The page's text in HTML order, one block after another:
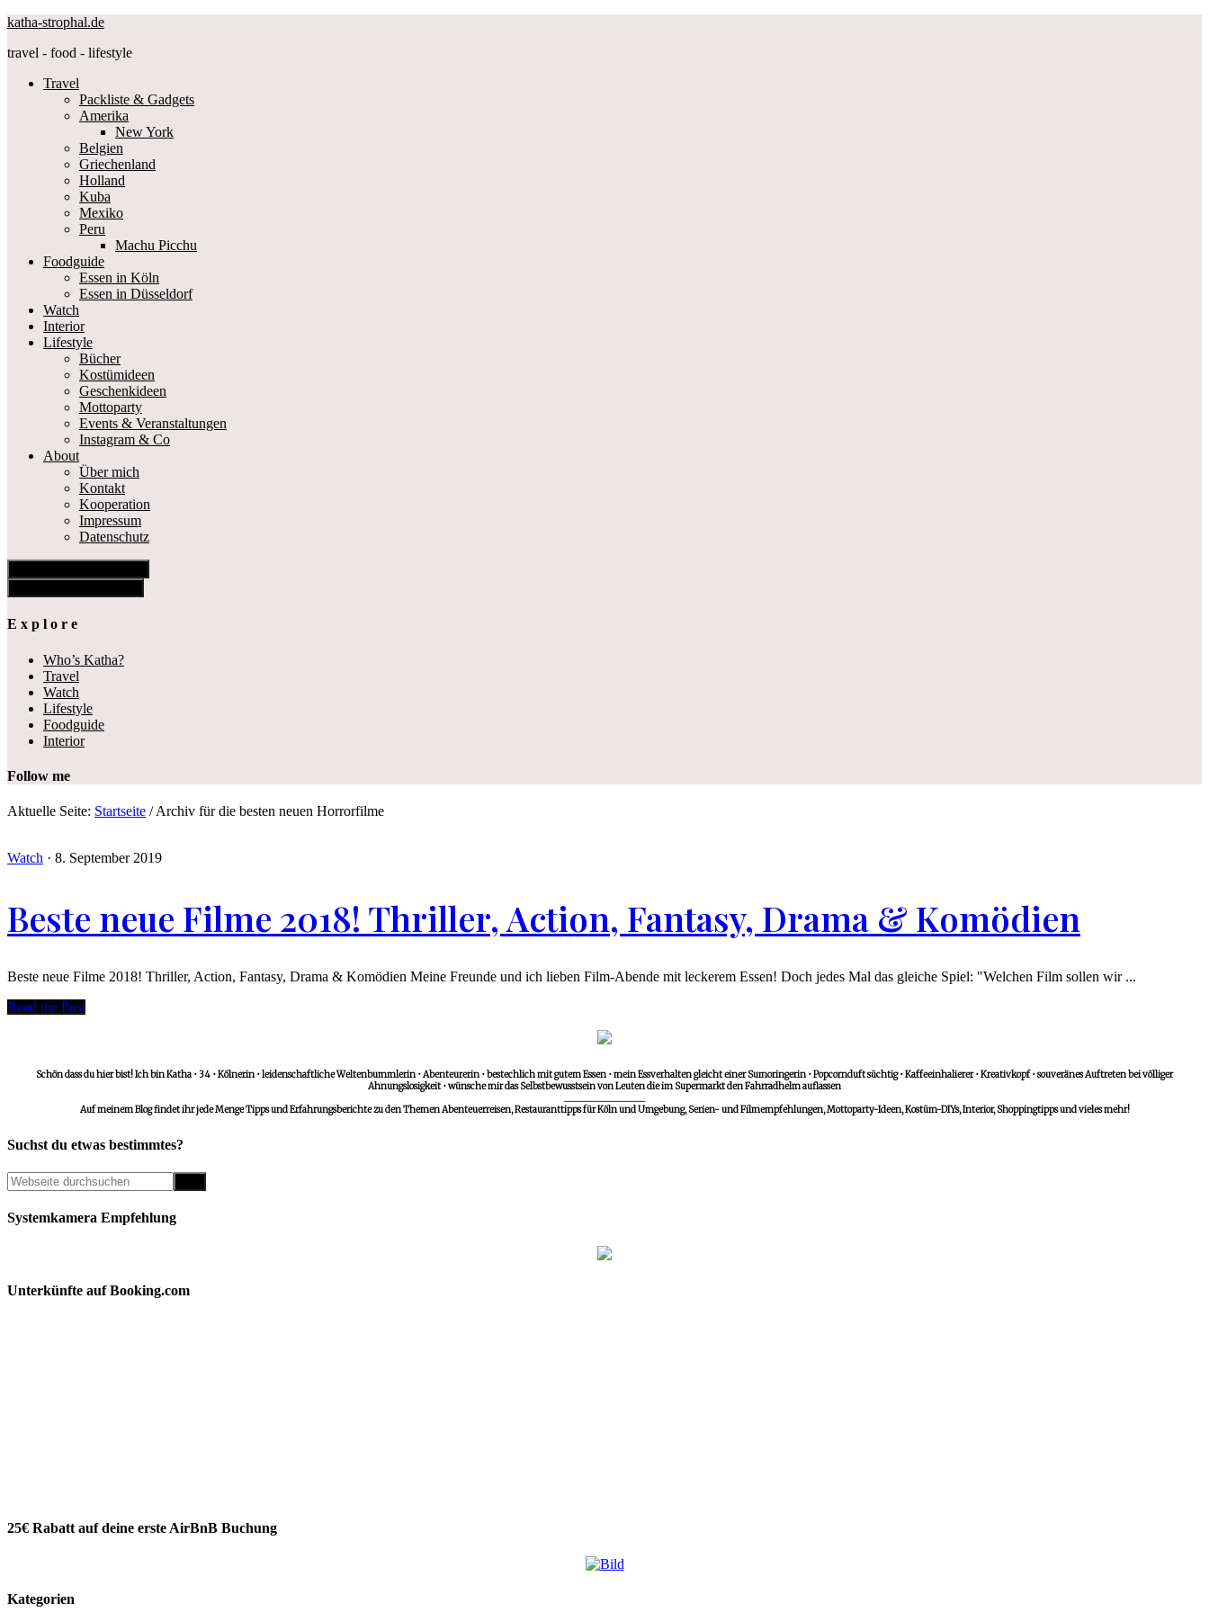
katha-strophal.de
travel - food - lifestyle
Travel
Packliste & Gadgets
Amerika
New York
Belgien
Griechenland
Holland
Kuba
Mexiko
Peru
Machu Picchu
Foodguide
Essen in Köln
Essen in Düsseldorf
Watch
Interior
Lifestyle
Bücher
Kostümideen
Geschenkideen
Mottoparty
Events & Veranstaltungen
Instagram & Co
About
Über mich
Kontakt
Kooperation
Impressum
Datenschutz
E x p l o r e
Who’s Katha?
Travel
Watch
Lifestyle
Foodguide
Interior
Follow me
Aktuelle Seite: Startseite /Archiv für die besten neuen Horrorfilme
Watch · 8. September 2019
Beste neue Filme 2018! Thriller, Action, Fantasy, Drama & Komödien
Beste neue Filme 2018! Thriller, Action, Fantasy, Drama & Komödien Meine Freunde und ich lieben Film-Abende mit leckerem Essen! Doch jedes Mal das gleiche Spiel: "Welchen Film sollen wir ...
Read the Post
Schön dass du hier bist! Ich bin Katha • 34 • Kölnerin • leidenschaftliche Weltenbummlerin • Abenteurerin • bestechlich mit gutem Essen • mein Essverhalten gleicht einer Sumoringerin • Popcornduft süchtig • Kaffeeinhalierer • Kreativkopf • souveränes Auftreten bei völliger
Ahnungslosigkeit • wünsche mir das Selbstbewusstsein von Leuten die im Supermarkt den Fahrradhelm auflassen
__________________
Auf meinem Blog findet ihr jede Menge Tipps und Erfahrungsberichte zu den Themen Abenteuerreisen, Restauranttipps für Köln und Umgebung, Serien- und Filmempfehlungen, Mottoparty-Ideen, Kostüm-DIYs, Interior, Shoppingtipps und vieles mehr!
Suchst du etwas bestimmtes?
Systemkamera Empfehlung
Unterkünfte auf Booking.com
25€ Rabatt auf deine erste AirBnB Buchung
Kategorien